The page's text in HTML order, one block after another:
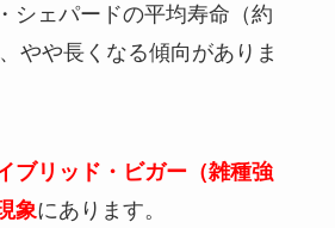
シェパードの平均寿命（約
やや長くなる傾向がありま
ブリッド・ビガー（雑種強
象にあります。